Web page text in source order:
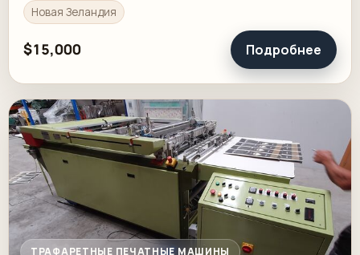
Новая Зеландия
$15,000 Подробнее
ТРАФАРЕТНЫЕ ПЕЧАТНЫЕ МАШИНЫ